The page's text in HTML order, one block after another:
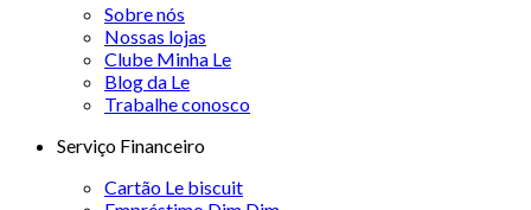
Sobre nós
Nossas lojas
Clube Minha Le
Blog da Le
Trabalhe conosco
Serviço Financeiro
Cartão Le biscuit